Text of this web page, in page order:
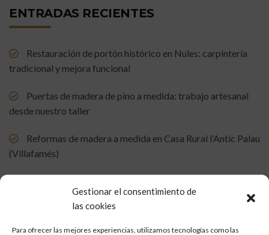
Gestionar el consentimiento de
las cookies
Para ofrecer las mejores experiencias, utilizamos tecnologías como las
ENTRADAS RECIENTES
Restauración de portón histórico en Nules: carpintería
tradicional y mejora funcional
Puertas de madera de pino a medida: trabajo artesanal
desde nuestro taller
Reformas de madera a medida en Casa Rural l’Antic Palau
(Villafamés)
Restauración de un portón de madera en Onda: tradición